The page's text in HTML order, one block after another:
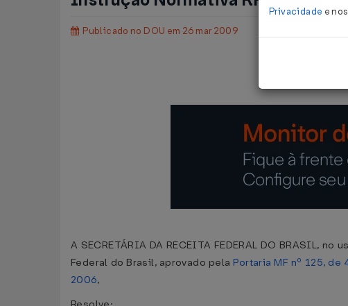
Publicado no DOU em 26 mar 2009
Fixa
A SECRETÁRIA DA RECEITA FEDERAL DO BRASIL,
Federal do Brasil, aprovado pela Portaria MF nº 125,
2006,
Privacidade e